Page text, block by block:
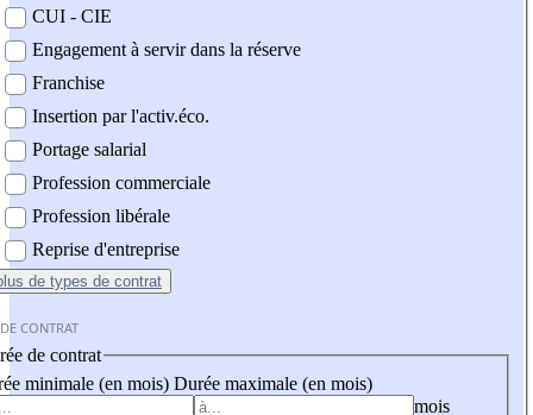
CUI - CIE
Engagement à servir dans la réserve
Franchise
Insertion par l'activ.éco.
Portage salarial
Profession commerciale
Profession libérale
Reprise d'entreprise
de types de contrat
CONTRAT
de contrat
minimale (en mois) Durée maximale (en mois)
mois